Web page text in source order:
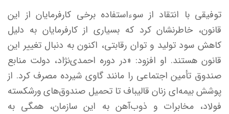
توفیقی با انتقاد از سوءاستفاده برخی کارفرمایان از این
قانون، خاطرنشان کرد که بسیاری از کارفرمایان به دلیل
کاهش سود تولید و توان رقابتی، اکنون به دنبال تغییر این
قانون هستند. او افزود: «در دوره احمدی‌نژاد، دولت منابع
صندوق تأمین اجتماعی را مانند گاوی شیرده مصرف کرد. از
پوشش بیمه‌ای زنان قالیباف تا تحمیل صندوق‌های ورشکسته
فولاد، مخابرات و ذوب‌آهن به این سازمان، همگی به